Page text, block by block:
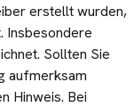
erstellt wurden,
Insbesondere
Sollten Sie
aufmerksam
Hinweis. Bei